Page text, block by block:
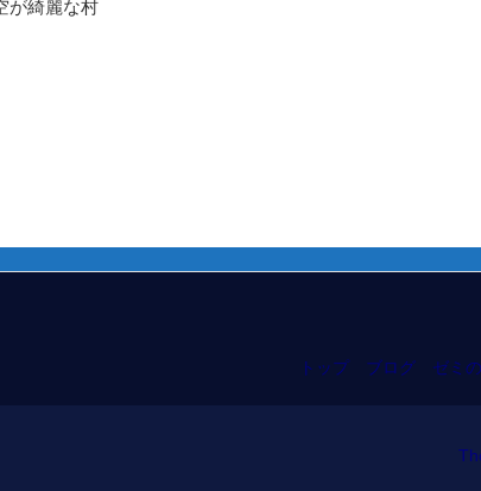
が綺麗な村
トップ ブログ ゼミ